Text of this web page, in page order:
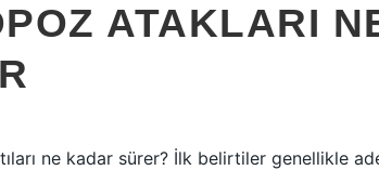
ATAKLARI
ne kadar sürer? İlk belirtiler genellikle